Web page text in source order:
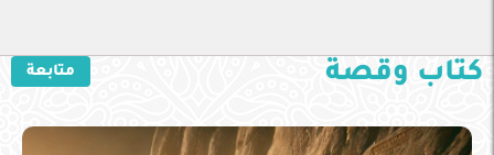
كتاب وقصة متابعة